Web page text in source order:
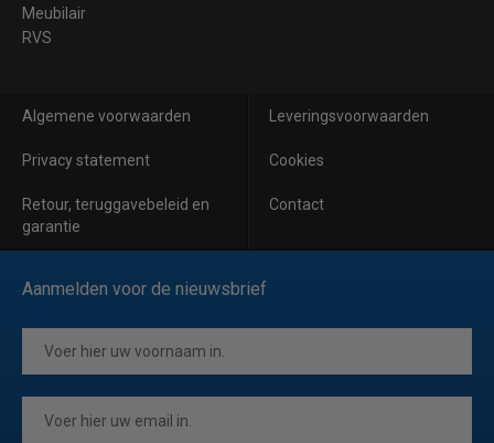
Meubilair
RVS
Algemene voorwaarden Leveringsvoorwaarden
Privacy statement Cookies
Retour, teruggavebeleid en
garantie
Contact
Aanmelden voor de nieuwsbrief